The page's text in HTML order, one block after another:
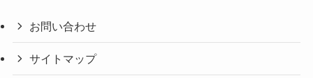
お問い合わせ
サイトマップ